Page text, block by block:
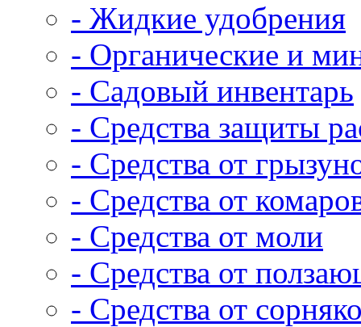
- Жидкие удобрения
- Органические и
- Садовый инвентарь
- Средства защиты
- Средства от
- Средства от
- Средства от моли
- Средства от
- Средства от